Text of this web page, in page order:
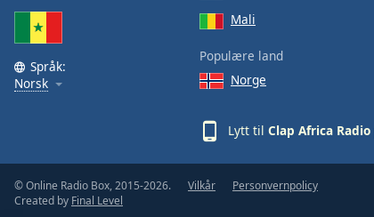
window.
Beginning
cancel
and
Språk:
Norsk
Mali
Populære land
Norge
Lytt til Clap Africa Radio
© Online Radio Box, 2015-2026.
Created by Final Level
Vilkår Personvernpolicy